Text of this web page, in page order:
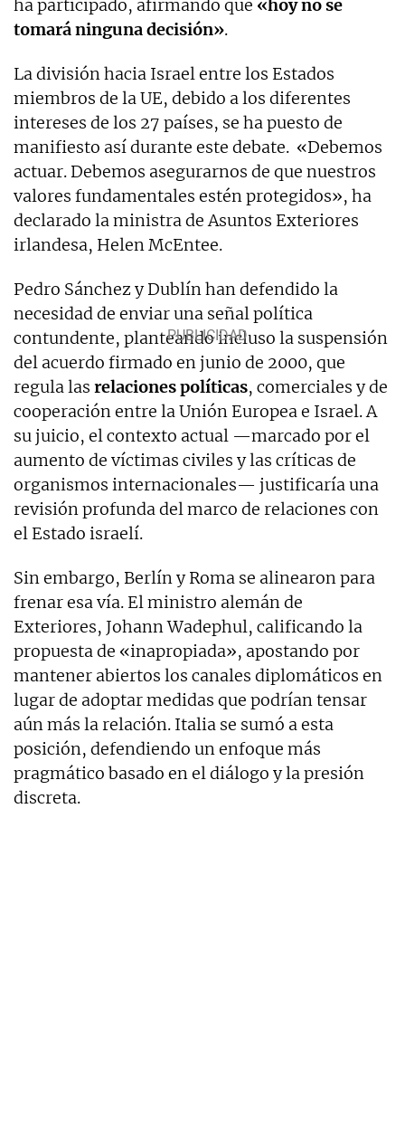
ha participado, afirmando que «hoy no se
tomará ninguna decisión».
La división hacia Israel entre los Estados
miembros de la UE, debido a los diferentes
intereses de los 27 países, se ha puesto de
manifiesto así durante este debate. «Debemos
actuar. Debemos asegurarnos de que nuestros
valores fundamentales estén protegidos», ha
declarado la ministra de Asuntos Exteriores
irlandesa, Helen McEntee.
Pedro Sánchez y Dublín han defendido la
necesidad de enviar una señal política
contundente, planteando incluso la suspensión
del acuerdo firmado en junio de 2000, que
regula las relaciones políticas, comerciales y de
cooperación entre la Unión Europea e Israel. A
su juicio, el contexto actual —marcado por el
aumento de víctimas civiles y las críticas de
organismos internacionales— justificaría una
revisión profunda del marco de relaciones con
el Estado israelí.
Sin embargo, Berlín y Roma se alinearon para
frenar esa vía. El ministro alemán de
Exteriores, Johann Wadephul, calificando la
propuesta de «inapropiada», apostando por
mantener abiertos los canales diplomáticos en
lugar de adoptar medidas que podrían tensar
aún más la relación. Italia se sumó a esta
posición, defendiendo un enfoque más
pragmático basado en el diálogo y la presión
discreta.